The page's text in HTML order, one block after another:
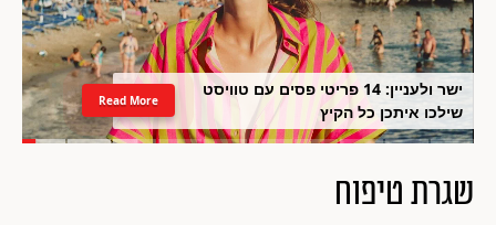
ישר ולעניין: 14 פריטי פסים עם טוויסט
שילכו איתכן כל הקיץ
Read More
שגרת טיפוח